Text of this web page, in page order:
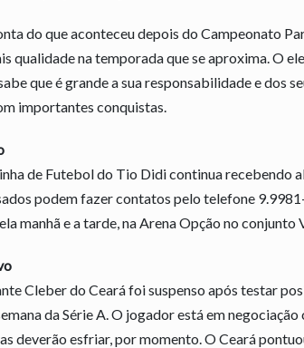
do que aconteceu depois do Campeonato
qualidade na temporada que se aproxima. O
que é grande a sua responsabilidade e dos
importantes conquistas.
de Futebol do Tio Didi continua recebendo
podem fazer contatos pelo telefone
manhã e a tarde, na Arena Opção no conjunto
Cleber do Ceará foi suspenso após testar
da Série A. O jogador está em
deverão esfriar, por momento. O Ceará